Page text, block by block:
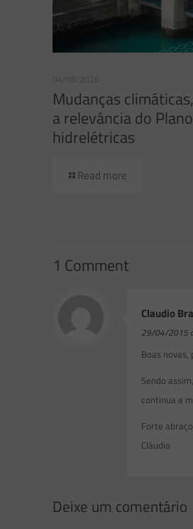
04/08/2026
Mudanças
a relevância do
hidrelétricas
Read more
1 Comment
Claudio
29/04/2015
Boas novas,
Sendo
continua a
Forte
Cláudio
Deixe um comentário